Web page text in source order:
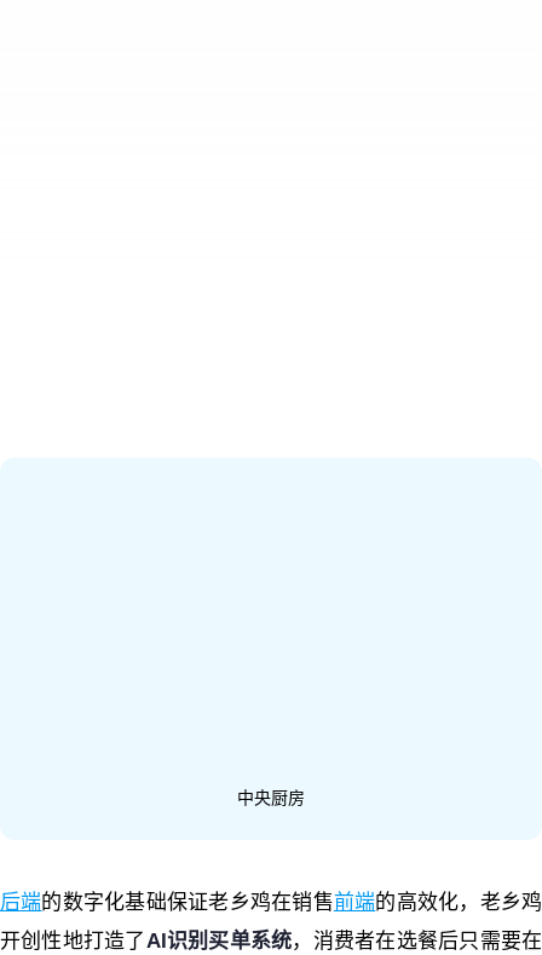
中央厨房
后端的数字化基础保证老乡鸡在销售前端的高效化，老乡鸡
开创性地打造了 AI识别买单系统，消费者在选餐后只需要在